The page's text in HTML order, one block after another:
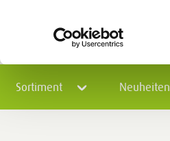
Sortiment Neuheiten